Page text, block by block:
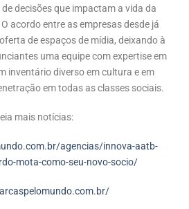
decisões que impactam a vida da
acordo entre as empresas desde já
de espaços de mídia, deixando à
uma equipe com expertise em
inventário diverso em cultura e em
em todas as classes sociais.
mais notícias:
agencias/innova-aatb-
mota-como-seu-novo-socio/